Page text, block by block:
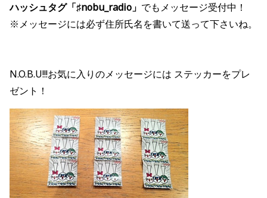
ハッシュタグ「♯nobu_radio」 でもメッセージ受付中！
※メッセージには必ず住所氏名を書いて送って下さいね。
N.O.B.U!!!お気に入りのメッセージには ステッカーをプレ
ゼント！